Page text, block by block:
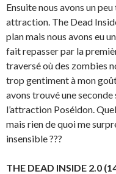
Ensuite nous avons un
attraction. The Dead
plan mais nous avons eu
fait repasser par la
traversé où des zombies
trop gentiment à mon
avons trouvé une
l’attraction Poséidon.
mais rien de quoi me
insensible ???
THE DEAD INSIDE 2.0